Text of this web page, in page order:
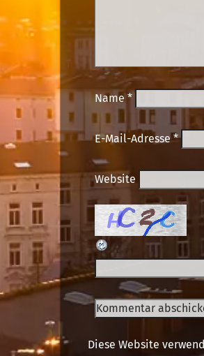
Name *
E-Mail-Adresse*
Website
Diese Website